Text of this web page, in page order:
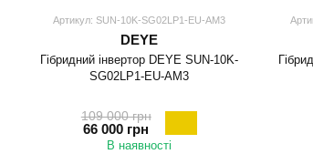
Артикул: SUN-10K-SG02LP1-EU-AM3
DEYE
Гібридний інвертор DEYE SUN-10K-
SG02LP1-EU-AM3
109 000 грн
66 000 грн
В наявності